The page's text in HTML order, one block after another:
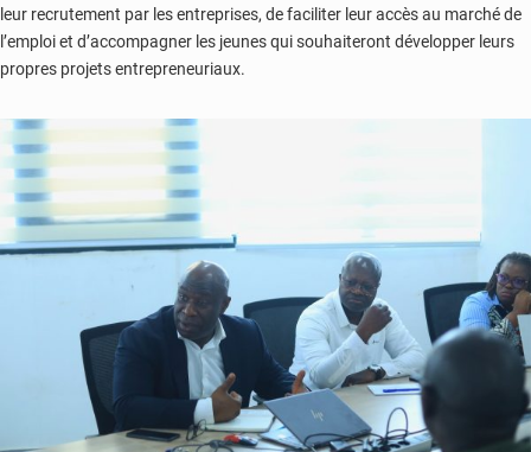
leur recrutement par les entreprises, de faciliter leur accès au marché de
l’emploi et d’accompagner les jeunes qui souhaiteront développer leurs
propres projets entrepreneuriaux.